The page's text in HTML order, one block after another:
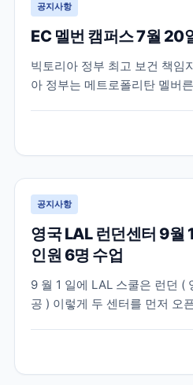
공지사항
EC 멜번 캠퍼스 7월 20
빅토리아 정부 최고 보건 책임
아 정부는 메트로폴리탄 멜버
이동제한령은 최소 6주 동안
보는 여기서 확인하실 수 있습
공지사항
영국 LAL 런던센터 9월
인원 6명 수업
9 월 1 일에 LAL 스쿨은 런던 (
공 ) 이렇게 두 센터를 먼저 오
국하셨던 학생들은 , 런던센터
다 . 영국정부는 7 월 10...